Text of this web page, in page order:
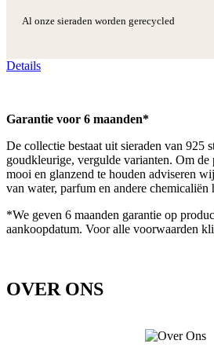
Al onze sieraden worden gerecycled
Details
Garantie voor 6 maanden*
De collectie bestaat uit sieraden van 925
goudkleurige, vergulde varianten. Om
mooi en glanzend te houden adviseren
van water, parfum en andere chemicaliën
*We geven 6 maanden garantie op
aankoopdatum. Voor alle voorwaarden
OVER ONS